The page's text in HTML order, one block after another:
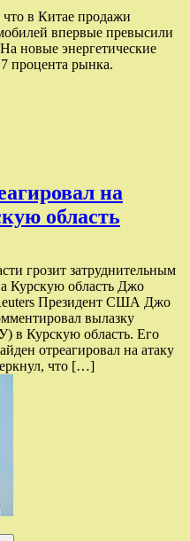
что в Китае продажи
впервые превысили
новые энергетические
процента рынка.
на
область
грозит затруднительным
область Джо
Президент США Джо
вылазку
в Курскую область. Его
отреагировал на атаку
что […]